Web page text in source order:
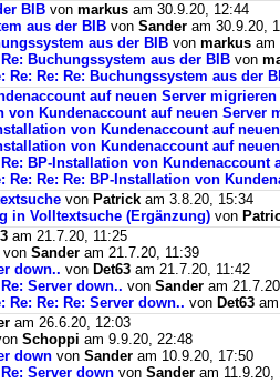
BIB von markus am 30.9.20, 12:44
aus der BIB von Sander am 30.9.20,
aus der BIB von markus am
Re: Buchungssystem aus der BIB von
Re: Re: Re: Buchungssystem aus der
auf neuen Server migrieren
von Kundenaccount auf neuen Server
von Kundenaccount auf
von Kundenaccount auf
Re: BP-Installation von Kundenaccount
Re: Re: Re: BP-Installation von
von Patrick am 3.8.20, 15:34
in Volltextsuche (Ergänzung) von
am 21.7.20, 11:25
von Sander am 21.7.20, 11:39
down.. von Det63 am 21.7.20, 11:42
Re: Server down.. von Sander am
Re: Re: Re: Server down.. von Det63
am 26.6.20, 12:03
Schoppi am 9.9.20, 22:48
down von Sander am 10.9.20, 17:50
Re: Server down von Sander am 11.9.20,